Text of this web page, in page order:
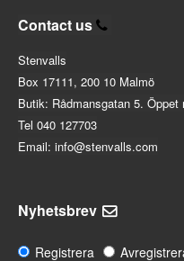
Contact us
Stenvalls
Box 17111, 200 10 Malmö
Butik: Rådmansgatan 5. Öppet
Tel 040 127703
Email: info@stenvalls.com
Nyhetsbrev
Registrera